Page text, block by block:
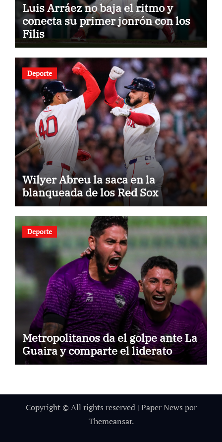
Luis Arráez no baja el ritmo y
conecta su primer jonrón con los
Filis
Deporte
Wilyer Abreu la saca en la
blanqueada de los Red Sox
Deporte
Metropolitanos da el golpe ante La
Guaira y comparte el liderato
Copyright © All rights reserved | Paper News por
Themeansar.